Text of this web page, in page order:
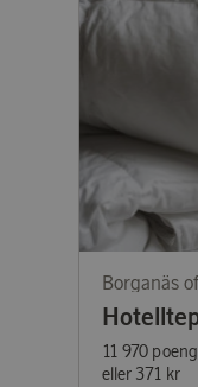
11 970 poeng
eller 371 kr